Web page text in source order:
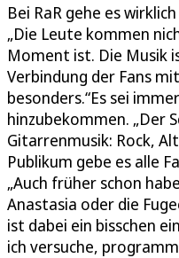
Bei RaR gehe es
„Die Leute kommen
Moment ist. Die Musik
Verbindung der Fans
besonders.“Es sei
hinzubekommen. „Der
Gitarrenmusik: Rock,
Publikum gebe es alle
„Auch früher schon
Anastasia oder die
ist dabei ein bisschen
ich versuche,